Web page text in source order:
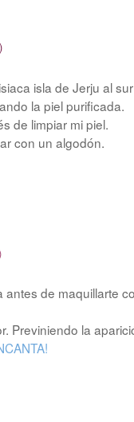
isla de Jerju al
la piel purificada.
de limpiar mi piel.
con un algodón.
de maquillarte
Previniendo la